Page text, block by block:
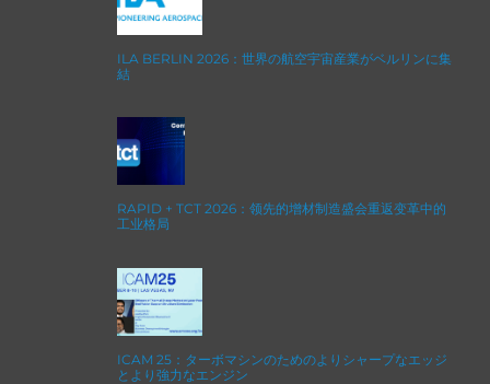
ILA BERLIN 2026：世界の航空宇宙産業がベルリンに集
結
RAPID + TCT 2026：领先的增材制造盛会重返变革中的
工业格局
ICAM 25：ターボマシンのためのよりシャープなエッジ
とより強力なエンジン